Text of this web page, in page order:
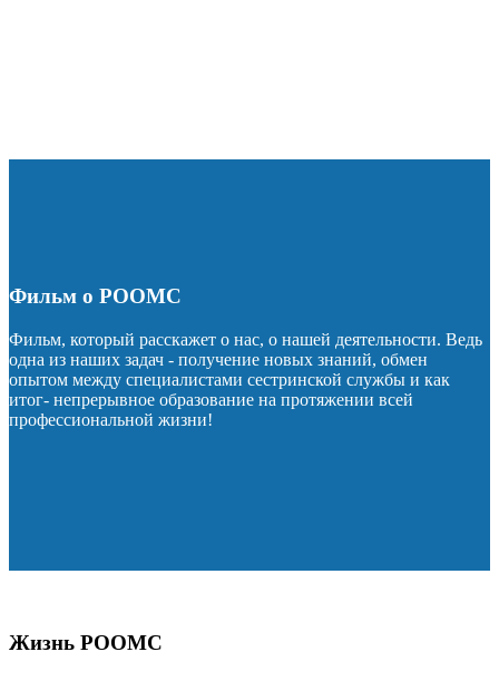
Фильм о РООМС
Фильм, который расскажет о нас, о нашей деятельности. Ведь
одна из наших задач - получение новых знаний, обмен
опытом между специалистами сестринской службы и как
итог- непрерывное образование на протяжении всей
профессиональной жизни!
Жизнь РООМС